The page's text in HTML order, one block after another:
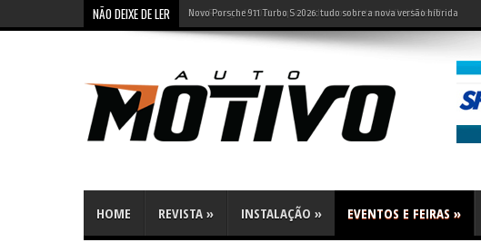
NÃO DEIXE DE LER Jeep Renegade 2027: o que mudou com sistema híbrido leve?
HOME REVISTA » INSTALAÇÃO » EVENTOS E FEIRAS »